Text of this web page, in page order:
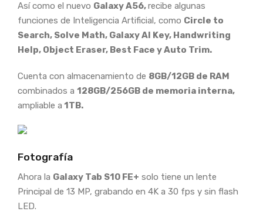
Así como el nuevo Galaxy A56,recibe algunas
funciones de Inteligencia Artificial, como Circle to
Search, Solve Math, Galaxy AI Key, Handwriting
Help, Object Eraser, Best Face y Auto Trim.
Cuenta con almacenamiento de 8GB/12GB de RAM
combinados a 128GB/256GB de memoria interna,
ampliable a 1TB.
Fotografía
Ahora la Galaxy Tab S10 FE+ solo tiene un lente
Principal de 13 MP, grabando en 4K a 30 fps y sin flash
LED.